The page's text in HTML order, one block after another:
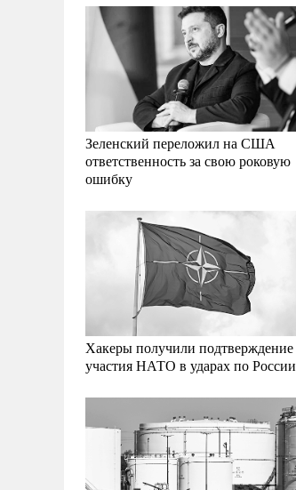
Зеленский переложил на США
ответственность за свою роковую
ошибку
Хакеры получили подтверждение
участия НАТО в ударах по России